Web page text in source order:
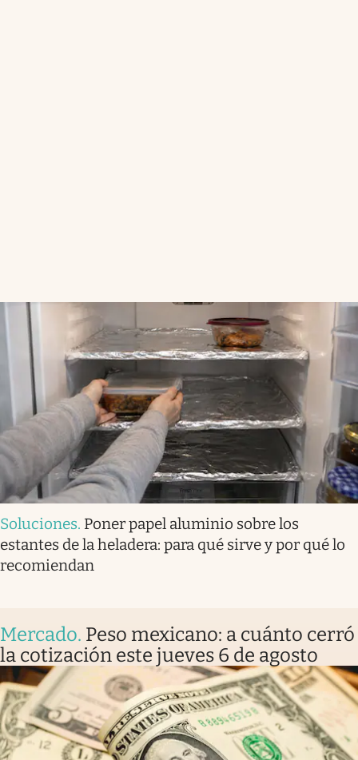
Soluciones. Poner papel aluminio sobre los
estantes de la heladera: para qué sirve y por qué lo
recomiendan
Mercado. Peso mexicano: a cuánto cerró
la cotización este jueves 6 de agosto